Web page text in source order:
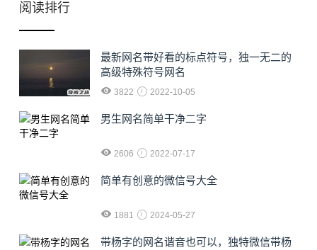
阅读排行
最新网名带好看的标点符号，独一无二的
高级特殊符号网名
3822 2022-10-05
男生网名简单干净二字
2606 2022-07-17
简单有创意的微信号大全
1881 2024-05-27
​带杨字的网名谐音也可以，独特微信带杨